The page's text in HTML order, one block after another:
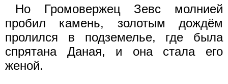
Но Громовержец Зевс молнией
пробил камень, золотым дождём
пролился в подземелье, где была
спрятана Даная, и она стала его
женой.